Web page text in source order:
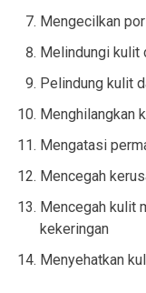
Mengecilkan
Melindungi kulit
Pelindung kulit
Menghilangkan
Mengatasi
Mencegah
Mencegah kulit
kekeringan
Menyehatkan